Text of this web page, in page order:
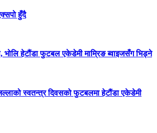
हुँदै
हेटौंडा फुटबल एकेडेमी माम्रिङ ब्वाइजसँग भिड्ने
स्वतन्त्र दिवसको फुटबलमा हेटौंडा एकेडेमी